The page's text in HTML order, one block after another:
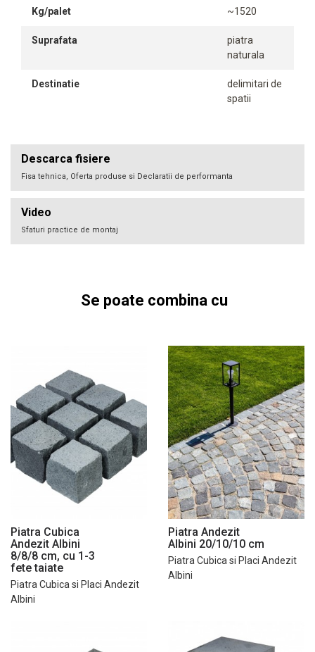
Kg/palet ~1520
Suprafata
piatra
naturala
Destinatie
delimitari de
spatii
Descarca fisiere
Fisa tehnica, Oferta produse si Declaratii de performanta
Video
Sfaturi practice de montaj
Se poate combina cu
Piatra Cubica
Andezit Albini
8/8/8 cm, cu 1-3
fete taiate
Piatra Cubica si Placi Andezit
Albini
Piatra Andezit
Albini 20/10/10 cm
Piatra Cubica si Placi Andezit
Albini